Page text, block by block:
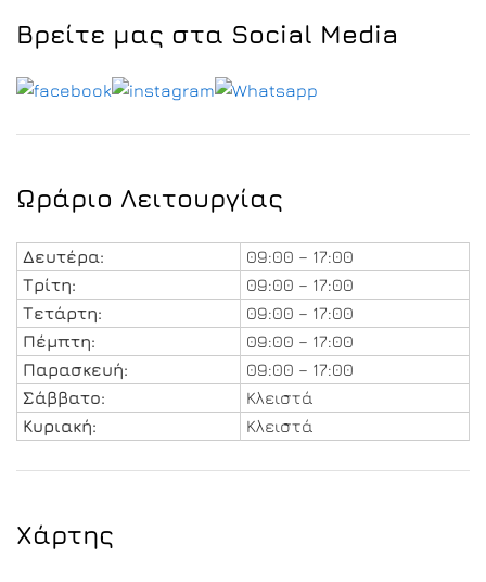
Βρείτε μας στα Social Media
Ωράριο Λειτουργίας
Δευτέρα:
09:00 – 17:00
Τρίτη:
09:00 – 17:00
Τετάρτη:
09:00 – 17:00
Πέμπτη:
09:00 – 17:00
Παρασκευή:
09:00 – 17:00
Σάββατο:
Κλειστά
Κυριακή:
Κλειστά
Χάρτης